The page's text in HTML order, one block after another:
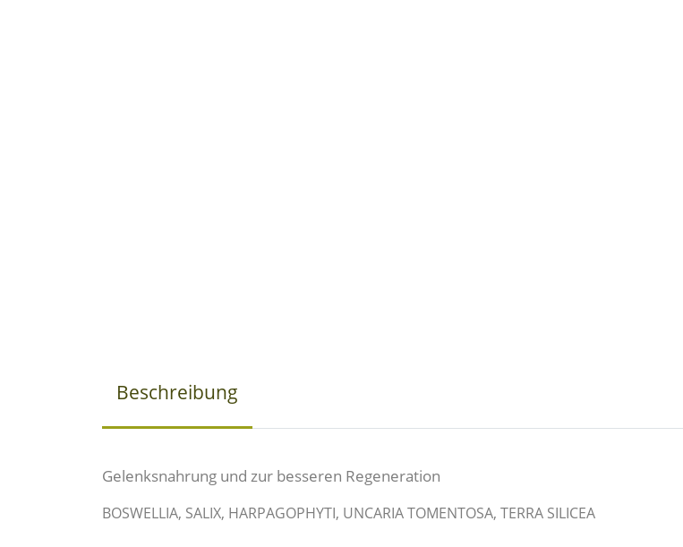
Beschreibung
Gelenksnahrung und zur besseren Regeneration
BOSWELLIA, SALIX, HARPAGOPHYTI, UNCARIA TOMENTOSA, TERRA SILICEA